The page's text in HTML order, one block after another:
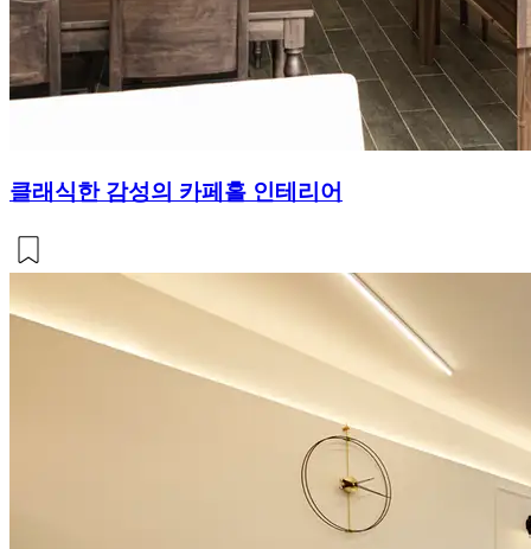
클래식한 감성의 카페홀 인테리어